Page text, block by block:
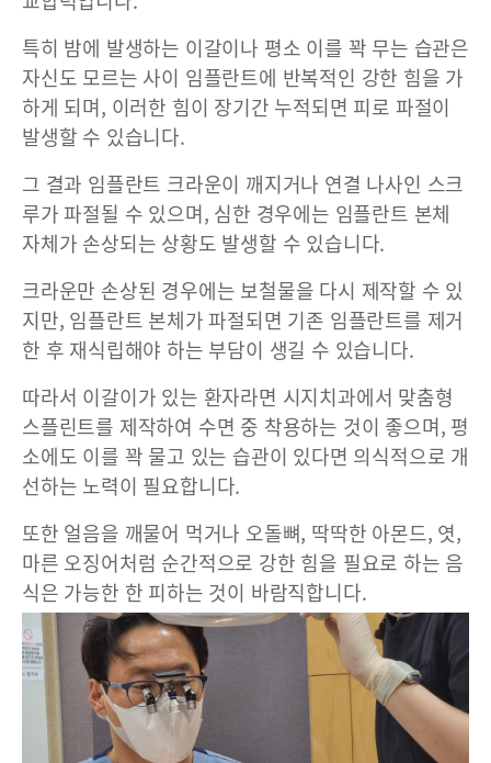
특히 밤에 발생하는 이갈이나 평소 이를 꽉 무는 습관은
자신도 모르는 사이 임플란트에 반복적인 강한 힘을 가
하게 되며, 이러한 힘이 장기간 누적되면 피로 파절이
발생할 수 있습니다.
그 결과 임플란트 크라운이 깨지거나 연결 나사인 스크
루가 파절될 수 있으며, 심한 경우에는 임플란트 본체
자체가 손상되는 상황도 발생할 수 있습니다.
크라운만 손상된 경우에는 보철물을 다시 제작할 수 있
지만, 임플란트 본체가 파절되면 기존 임플란트를 제거
한 후 재식립해야 하는 부담이 생길 수 있습니다.
따라서 이갈이가 있는 환자라면 시지치과에서 맞춤형
스플린트를 제작하여 수면 중 착용하는 것이 좋으며, 평
소에도 이를 꽉 물고 있는 습관이 있다면 의식적으로 개
선하는 노력이 필요합니다.
또한 얼음을 깨물어 먹거나 오돌뼈, 딱딱한 아몬드, 엿,
마른 오징어처럼 순간적으로 강한 힘을 필요로 하는 음
식은 가능한 한 피하는 것이 바람직합니다.